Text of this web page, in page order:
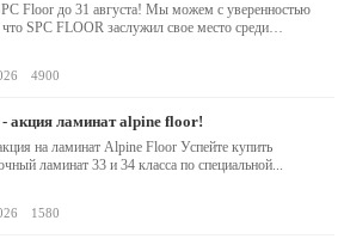
Floor до 31 августа! Мы можем с уверенностью
что SPC FLOOR заслужил свое место среди
4900
- акция ламинат alpine floor!
на ламинат Alpine Floor Успейте купить
ламинат 33 и 34 класса по специальной...
1580